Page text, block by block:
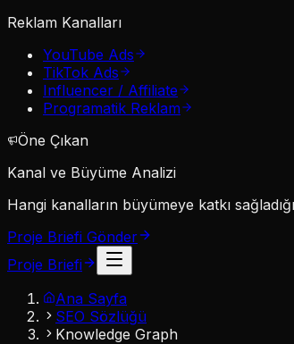
Reklam Kanalları
YouTube Ads
TikTok Ads
Influencer / Affiliate
Programatik Reklam
Öne Çıkan
Kanal ve Büyüme Analizi
Hangi kanalların büyümeye katkı
Proje Briefi Gönder
Proje Briefi
Ana Sayfa
SEO Sözlüğü
Knowledge Graph